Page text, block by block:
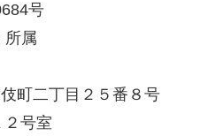
号
所属
町二丁目２５番８号
２号室